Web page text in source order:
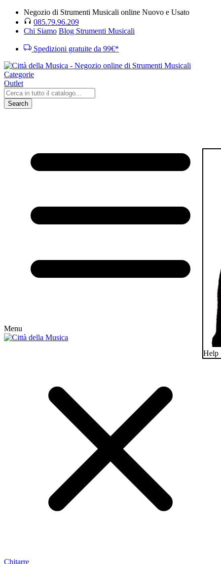
Negozio di Strumenti Musicali online Nuovo e Usato
085.79.96.209
Chi Siamo Blog Strumenti Musicali
Spedizioni gratuite da 99€*
Categorie
Outlet
Search
Menu
Chitarre
Help